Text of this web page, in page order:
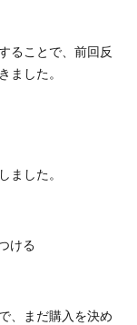
ることで、前回反
ました。
ました。
ける
、まだ購入を決め